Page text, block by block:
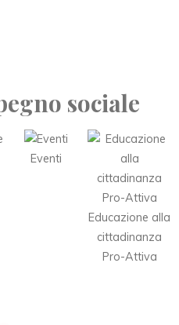
sociale
Eventi
Educazione alla
cittadinanza
Pro-Attiva